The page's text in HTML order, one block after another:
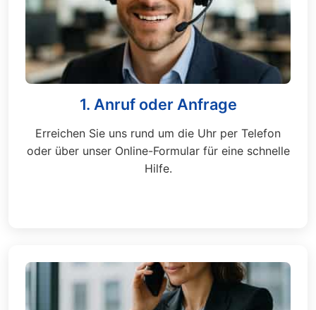
1. Anruf oder Anfrage
Erreichen Sie uns rund um die Uhr per Telefon
oder über unser Online-Formular für eine schnelle
Hilfe.